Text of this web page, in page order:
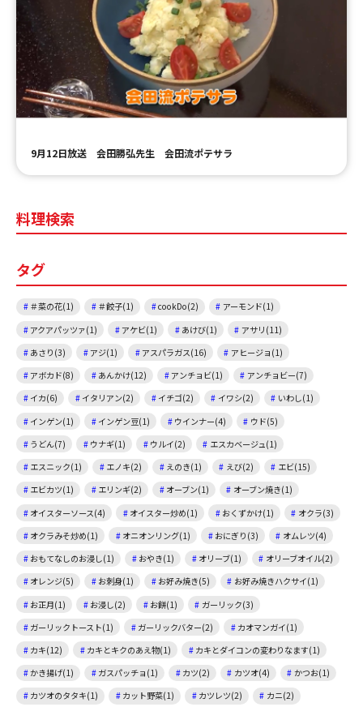
試写会・プレゼント
Present
ＹＢＣオンデマンド
9月12日放送 会田勝弘先生 会田流ポテサラ
料理検索
タグ
＃菜の花(1) ＃餃子(1) cookDo(2)
アーモンド(1)
アクアパッツァ(1)
アケビ(1) あけび(1)
アサリ(11)
あさり(3)
アジ(1) アスパラガス(16)
アヒージョ(1)
アボカド(8)
あんかけ(12) アンチョビ(1)
アンチョビー(7)
イカ(6)
イタリアン(2) イチゴ(2) イワシ(2)
いわし(1)
インゲン(1)
インゲン豆(1) ウインナー(4)
ウド(5)
うどん(7)
ウナギ(1) ウルイ(2)
エスカベージュ(1)
エスニック(1)
エノキ(2) えのき(1) えび(2)
エビ(15)
エビカツ(1)
エリンギ(2) オーブン(1)
オーブン焼き(1)
オイスターソース(4)
オイスター炒め(1) おくずかけ(1)
オクラ(3)
オクラみそ炒め(1)
オニオンリング(1) おにぎり(3)
オムレツ(4)
おもてなしのお浸し(1)
おやき(1) オリーブ(1)
オリーブオイル(2)
オレンジ(5)
お刺身(1) お好み焼き(5)
お好み焼きハクサイ(1)
お正月(1)
お浸し(2) お餅(1)
ガーリック(3)
ガーリックトースト(1)
ガーリックバター(2)
カオマンガイ(1)
カキ(12)
カキとキクのあえ物(1)
カキとダイコンの変わりなます(1)
かき揚げ(1)
ガスパッチョ(1) カツ(2) カツオ(4)
かつお(1)
カツオのタタキ(1)
カット野菜(1) カツレツ(2)
カニ(2)